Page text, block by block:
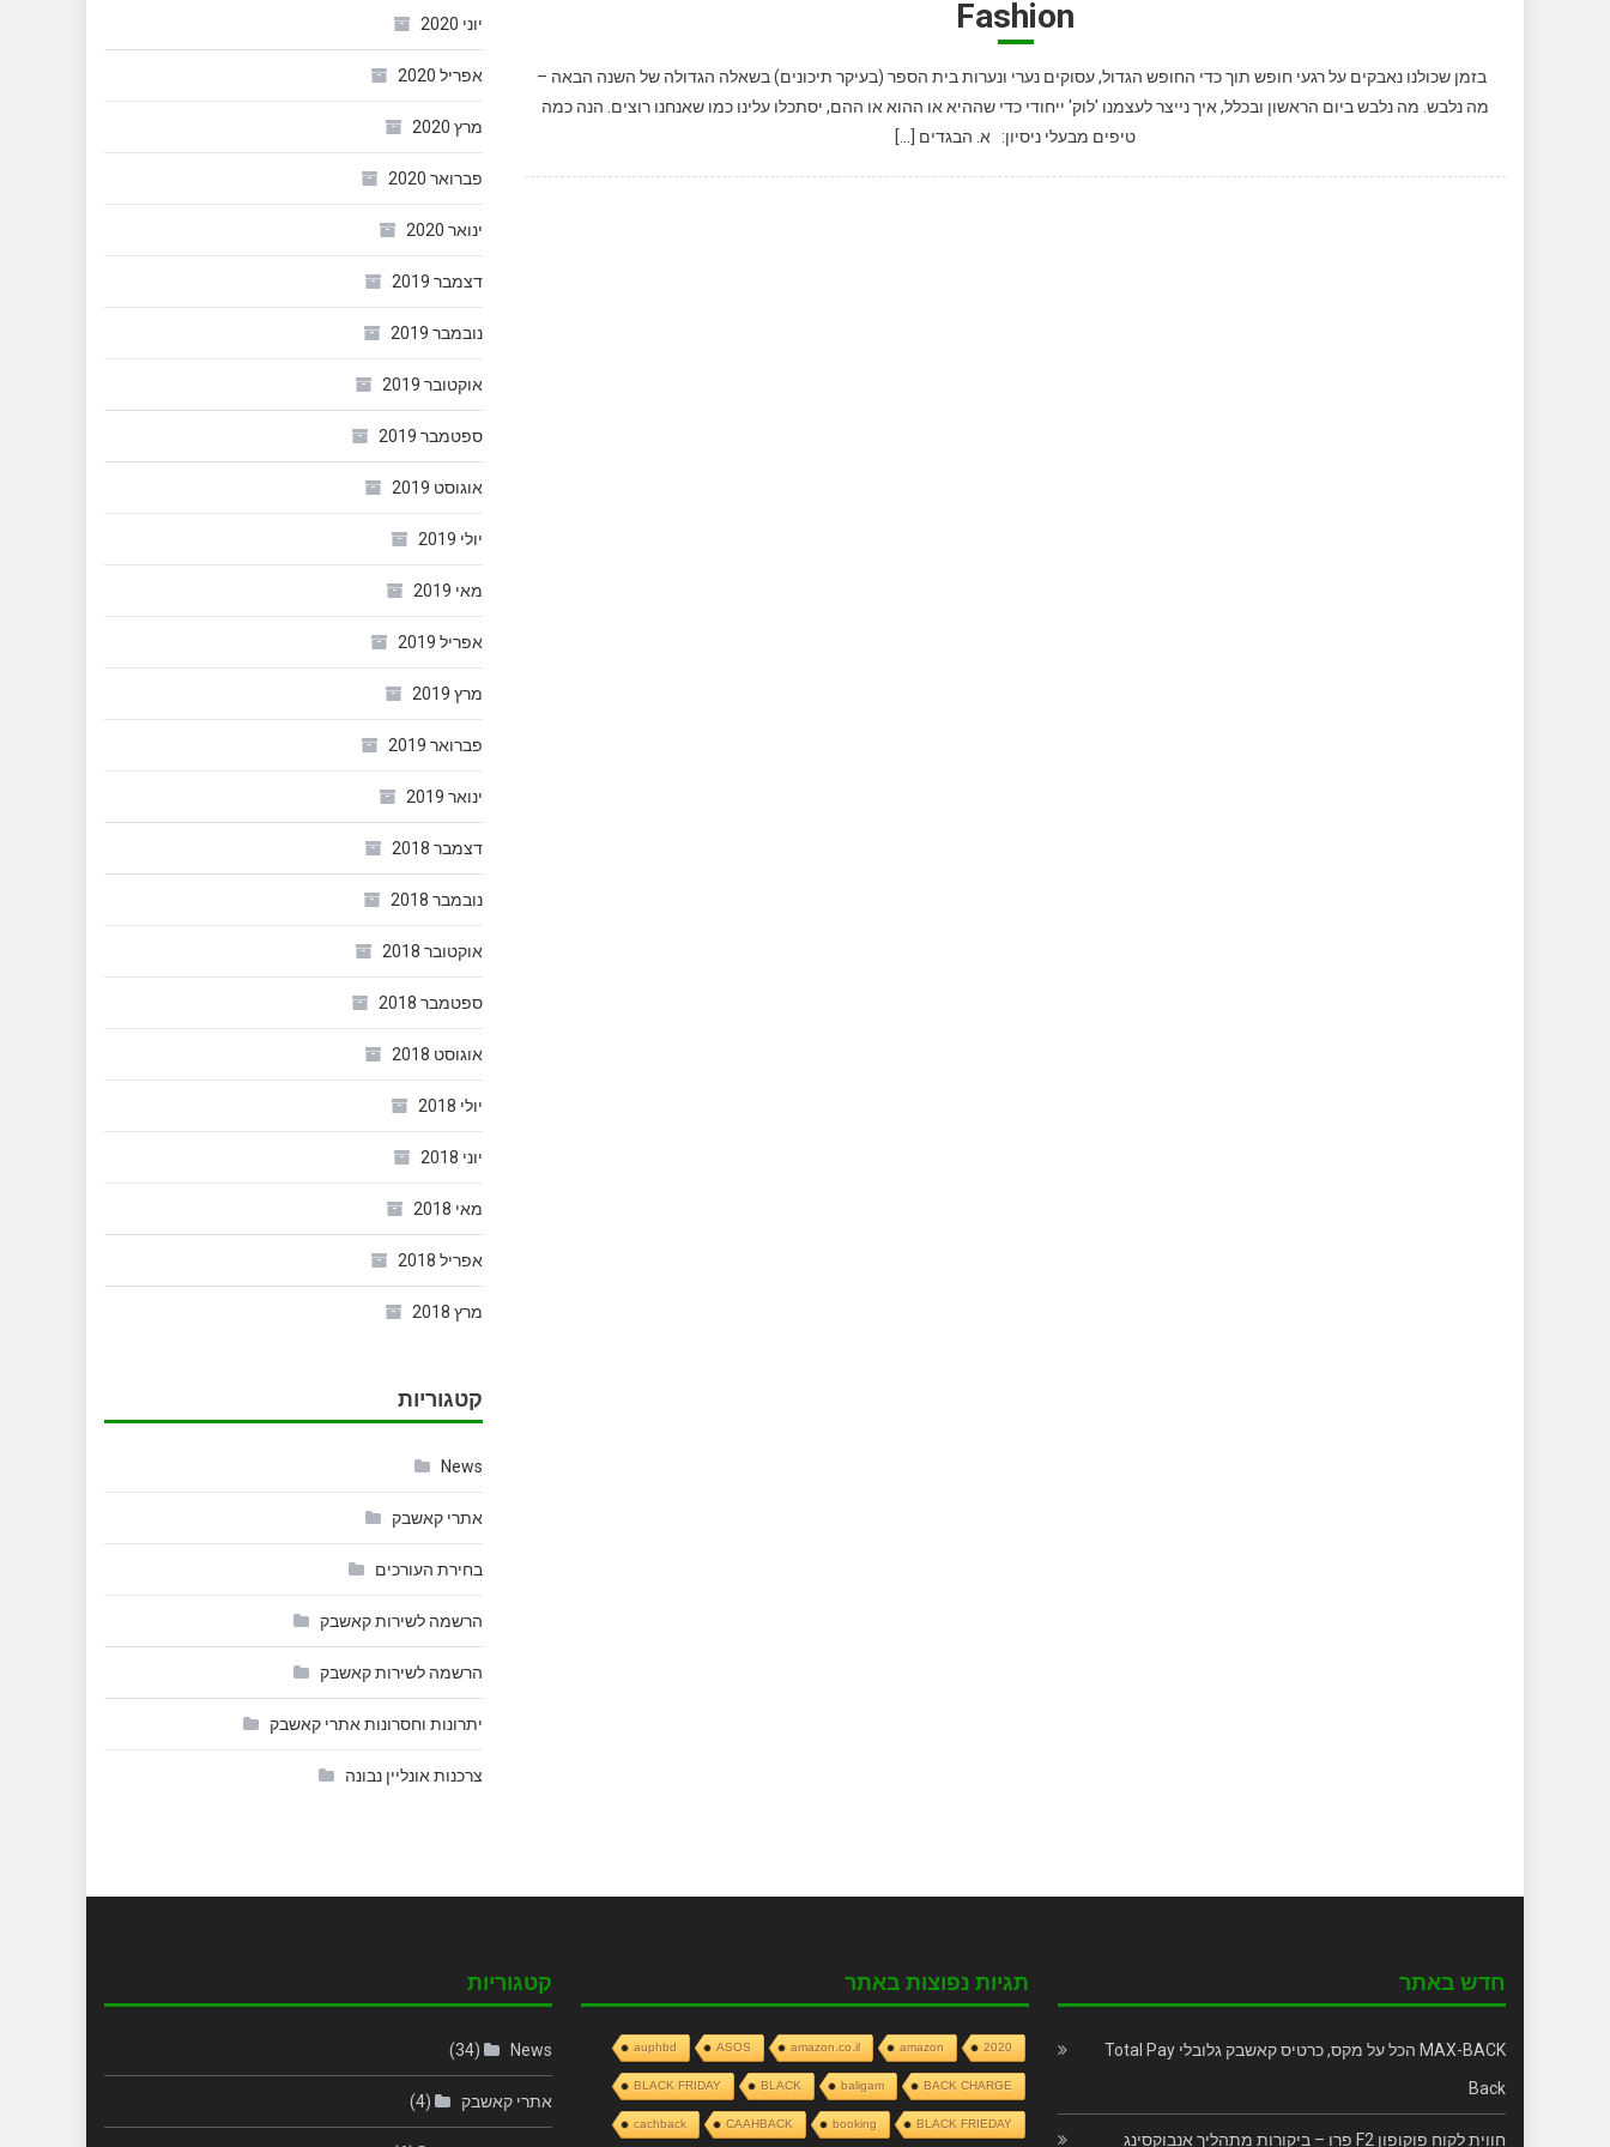
Fashion
בזמן שכולנו נאבקים על רגעי חופש תוך כדי החופש הגדול, עסוקים נערי ונערות בית הספר (בעיקר תיכונים) בשאלה הגדולה של השנה הבאה –
מה נלבש. מה נלבש ביום הראשון ובכלל, איך נייצר לעצמנו 'לוק' ייחודי כדי שההיא או ההוא או ההם, יסתכלו עלינו כמו שאנחנו רוצים. הנה כמה
טיפים מבעלי ניסיון: א. הבגדים […]
יוני 2020
אפריל 2020
מרץ 2020
פברואר 2020
ינואר 2020
דצמבר 2019
נובמבר 2019
אוקטובר 2019
ספטמבר 2019
אוגוסט 2019
יולי 2019
מאי 2019
אפריל 2019
מרץ 2019
פברואר 2019
ינואר 2019
דצמבר 2018
נובמבר 2018
אוקטובר 2018
ספטמבר 2018
אוגוסט 2018
יולי 2018
יוני 2018
מאי 2018
אפריל 2018
מרץ 2018
קטגוריות
News
אתרי קאשבק
בחירת העורכים
הרשמה לשירות קאשבק
הרשמה לשירות קאשבק
יתרונות וחסרונות אתרי קאשבק
צרכנות אונליין נבונה
קטגוריות
News
(34)
אתרי קאשבק (4)
תגיות נפוצות באתר
2020
amazon
amazon.co.il
ASOS
auphbd
BACK CHARGE
baligam
BLACK
BLACK FRIDAY
BLACK FRIEDAY
booking
CAAHBACK
cachback
חדש באתר
MAX-BACK הכל על מקס, כרטיס קאשבק גלובלי Total Pay
Back
חווית לקוח פוקופון F2 פרו – ביקורות מתהליך אנבוקסינג